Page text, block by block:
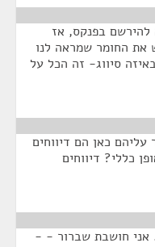
בפנקס, אז
את החומר שמראה לנו
סיווג- זה הכל על
כאן הם דיווחים
באופן כללי? דיווחים
אני חושבת שברור - -